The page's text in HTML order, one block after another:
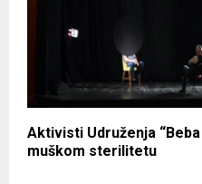
Aktivisti Udruženja
muškom sterilitetu